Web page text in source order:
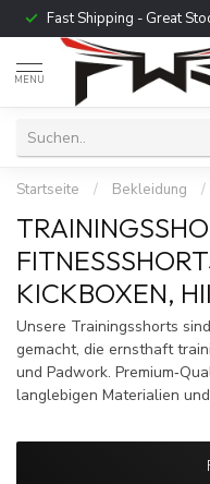
Fast Shipping - Great
MENU
Startseite / Bekleidung /
KICKBOXEN,
Unsere Trainingsshorts
gemacht, die ernsthaft
und Padwork.
langlebigen Materialien